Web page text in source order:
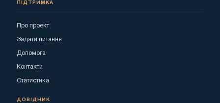
ПІДТРИМКА
Про проект
Задати питання
Допомога
Контакти
Статистика
ДОВІДНИК